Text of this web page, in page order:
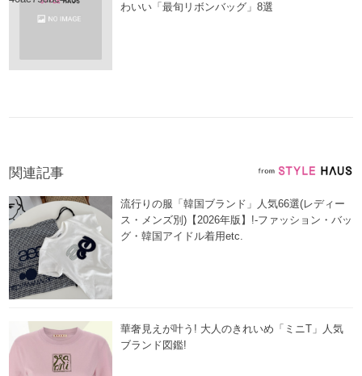
わいい「最旬リボンバッグ」8選
関連記事
流行りの服「韓国ブランド」人気66選(レディー
ス・メンズ別)【2026年版】!-ファッション・バッ
グ・韓国アイドル着用etc.
華奢見えが叶う! 大人のきれいめ「ミニT」人気
ブランド図鑑!